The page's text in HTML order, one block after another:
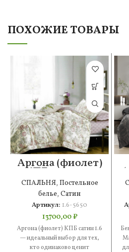
ПОХОЖИЕ ТОВАРЫ
Аргона (фиолет)
КПБ сатин 1.6
СПАЛЬНЯ, Постельное
белье, Сатин
Артикул: 1.6-5650
13700,00₽
Аргона (фиолет) КПБ сатин 1.6
— идеальный выбор для тех,
кто одинаково ценит